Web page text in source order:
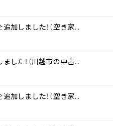
加しました！（空き家…
した！（川越市の中古…
加しました！（空き家…